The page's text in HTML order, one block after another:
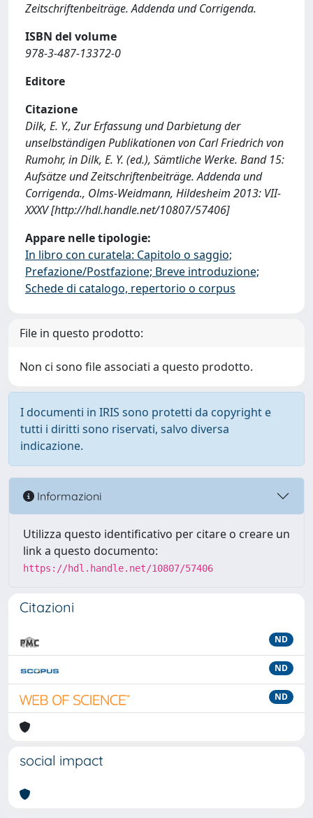
Zeitschriftenbeiträge. Addenda und Corrigenda.
ISBN del volume
978-3-487-13372-0
Editore
Citazione
Dilk, E. Y., Zur Erfassung und Darbietung der
unselbständigen Publikationen von Carl Friedrich von
Rumohr, in Dilk, E. Y. (ed.), Sämtliche Werke. Band 15:
Aufsätze und Zeitschriftenbeiträge. Addenda und
Corrigenda., Olms-Weidmann, Hildesheim 2013: VII-
XXXV [http://hdl.handle.net/10807/57406]
Appare nelle tipologie:
In libro con curatela: Capitolo o saggio;
Prefazione/Postfazione; Breve introduzione;
Schede di catalogo, repertorio o corpus
File in questo prodotto:
Non ci sono file associati a questo prodotto.
I documenti in IRIS sono protetti da copyright e
tutti i diritti sono riservati, salvo diversa
indicazione.
Informazioni
Utilizza questo identificativo per citare o creare un
link a questo documento:
https://hdl.handle.net/10807/57406
Citazioni
ND
ND
ND
social impact